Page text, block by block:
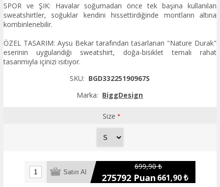
SPOR ve ŞIK: Havalar soğumadan önce tek başına kullanılan
sweatshirtler, soğuklar kendini hissettirdiğinde montların altına
kombinlenebilir.
ÖZEL TASARIM: Aysu Bekar tarafından tasarlanan "Nature Durak"
eserinin uygulandığı sweatshirt, doğa-bisiklet temalı rahat
tasarımıyla içinizi ısıtıyor.
SKU: BGD33225190967S
Marka: BiggDesign
Size *
699,90 ₺
275792 Puan 661,90 ₺